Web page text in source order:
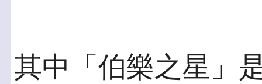
其中「伯樂之星」